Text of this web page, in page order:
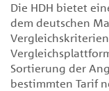
Die HDH bietet
dem deutschen
Sortierung der
bestimmten Tarif